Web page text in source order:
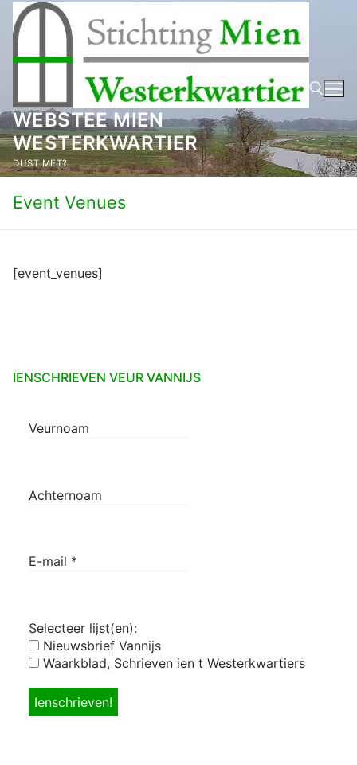
naar
inhoud
WEBSTEE MIEN
WESTERKWARTIER
DUST MET? Zoeken naar:
Event Venues
[event_venues]
IENSCHRIEVEN VEUR VANNIJS
Veurnoam
Achternoam
E-mail *
Selecteer lijst(en):
Nieuwsbrief Vannijs
Waarkblad, Schrieven ien t Westerkwartiers